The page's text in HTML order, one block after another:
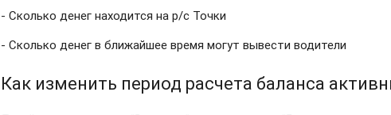
- Сколько денег находится на р/с Точки
- Сколько денег в ближайшее время могут вывести водители
Как изменить период расчета баланса